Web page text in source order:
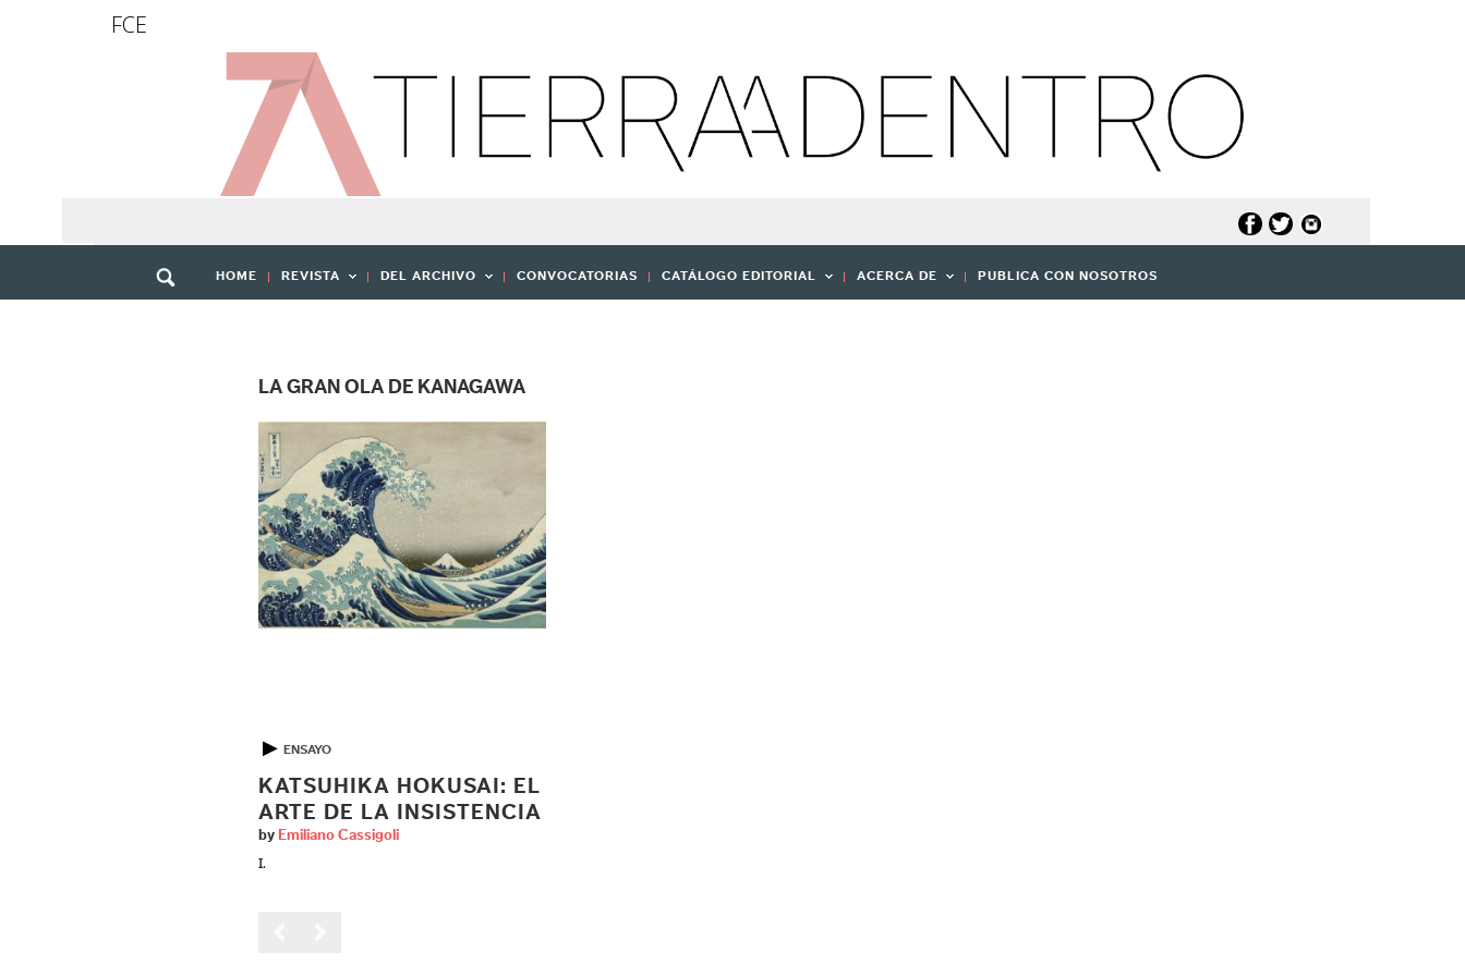
FCE
HOME REVISTA DEL ARCHIVO CONVOCATORIAS CATÁLOGO EDITORIAL ACERCA DE PUBLICA CON NOSOTROS
LA GRAN OLA DE KANAGAWA
▶ ENSAYO
KATSUHIKA HOKUSAI: EL
ARTE DE LA INSISTENCIA
by Emiliano Cassigoli
I.